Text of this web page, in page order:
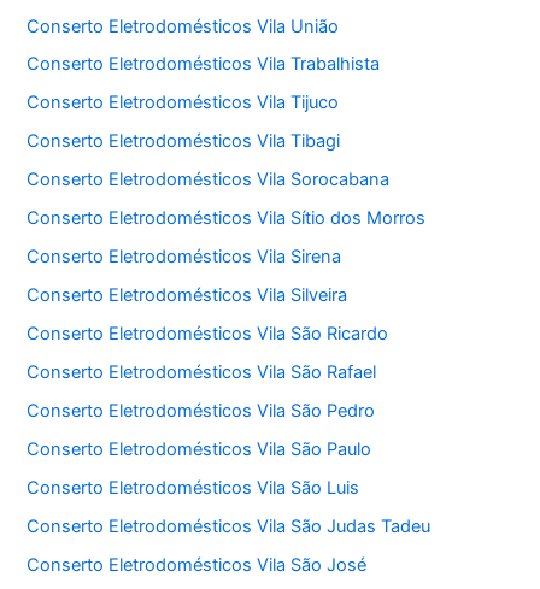
Conserto Eletrodomésticos Vila União
Conserto Eletrodomésticos Vila Trabalhista
Conserto Eletrodomésticos Vila Tijuco
Conserto Eletrodomésticos Vila Tibagi
Conserto Eletrodomésticos Vila Sorocabana
Conserto Eletrodomésticos Vila Sítio dos Morros
Conserto Eletrodomésticos Vila Sirena
Conserto Eletrodomésticos Vila Silveira
Conserto Eletrodomésticos Vila São Ricardo
Conserto Eletrodomésticos Vila São Rafael
Conserto Eletrodomésticos Vila São Pedro
Conserto Eletrodomésticos Vila São Paulo
Conserto Eletrodomésticos Vila São Luis
Conserto Eletrodomésticos Vila São Judas Tadeu
Conserto Eletrodomésticos Vila São José